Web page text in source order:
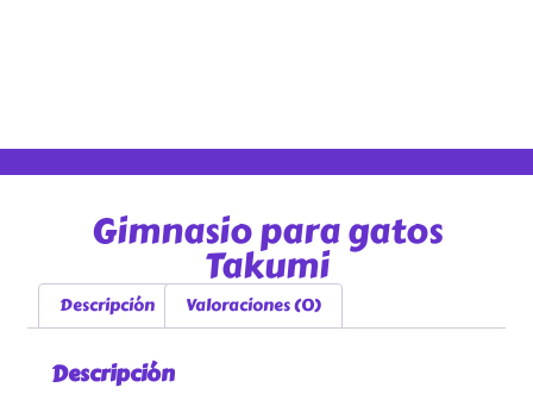
Gimnasio para gatos
Takumi
Descripción Valoraciones (0)
Descripción